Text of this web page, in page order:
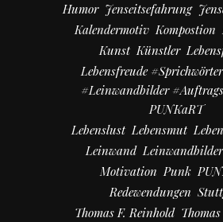
Humor Jenseitsefahrung
Kalendermotiv Kompostion
Kunst Künstler
Lebensfreude
#Leinwandbilder
PUNKaRT
Lebenslust Lebensmut
Leinwand Leinwandbilder
Motivation Punk
Redewendungen
Thomas F. Reinhold